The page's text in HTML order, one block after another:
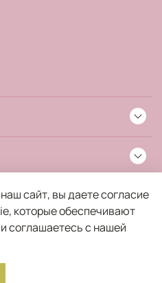
сайт, вы даете согласие
которые обеспечивают
соглашаетесь с нашей